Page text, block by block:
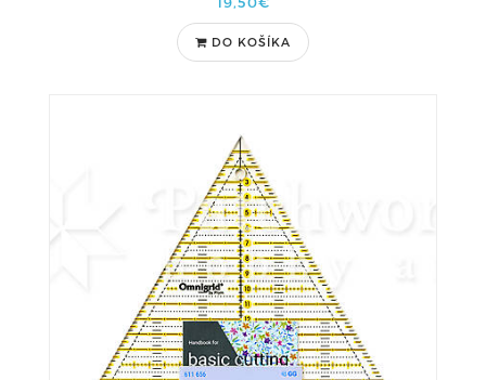
DO KOŠÍKA